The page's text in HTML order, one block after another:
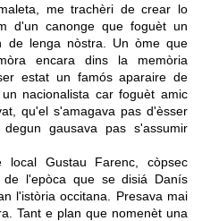
me trachèri de crear lo
d'un canonge que foguèt un
de lenga nòstra. Un òme que
encara dins la memòria
estat un famós aparaire de
nacionalista car foguèt amic
qu'el s'amagava pas d'èsser
gausava pas s'assumir
Gustau Farenc, còpsec
l'epòca que se disiá Danís
l'istòria occitana. Presava mai
Tant e plan que nomenèt una